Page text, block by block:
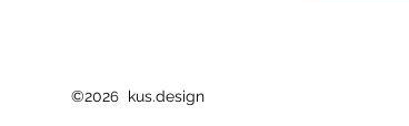
©2026 kus.design